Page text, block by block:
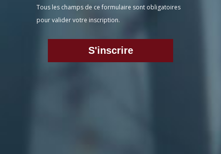
Tous les champs de ce formulaire sont obligatoires
pour valider votre inscription.